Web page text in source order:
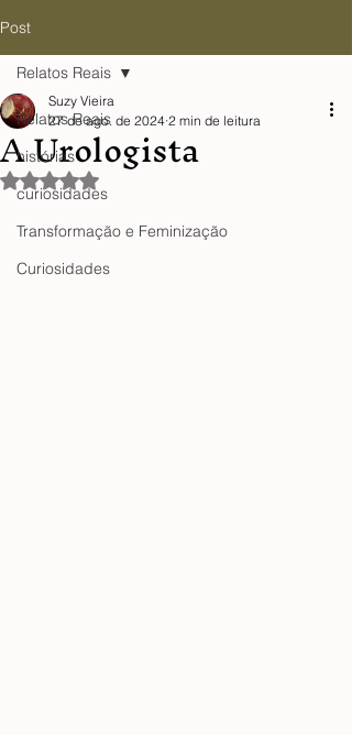
Post
Relatos Reais
histórias
curiosidades
Transformação e Feminização
Curiosidades
Relatos Reais
A Urologista
Suzy Vieira
27 de ago. de 2024 2 min de leitura
Avaliado com NaN de 5 estrelas.